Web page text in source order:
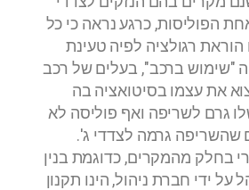
הפוליסות, כרגע נראה כי כל
הוראת רגולציה לפיה טעינת
"שימוש ברכב", בעלים של רכב
את עצמו בסיטואציה בה
גרם לשריפה ואף פוליסה לא
שהשריפה גרמה לצדדי ג'.
בחלק מהמקרים, כדוגמת בנין
ידי חברת ניהול, הינו תקנון